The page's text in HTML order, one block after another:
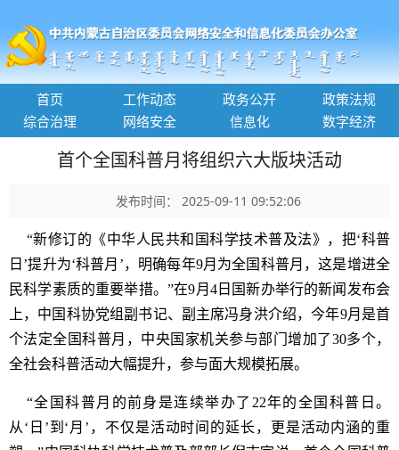
首页 工作动态 政务公开
政策法规
综合治理
网络安全 信息化 数字经济
首个全国科普月将组织六大版块活动
发布时间： 2025-09-11 09:52:06
“新修订的《中华人民共和国科学技术普及法》，把‘科普
日’提升为‘科普月’，明确每年9月为全国科普月，这是增进全
民科学素质的重要举措。”在9月4日国新办举行的新闻发布会
上，中国科协党组副书记、副主席冯身洪介绍，今年9月是首
个法定全国科普月，中央国家机关参与部门增加了30多个，
全社会科普活动大幅提升，参与面大规模拓展。
“全国科普月的前身是连续举办了22年的全国科普日。
从‘日’到‘月’，不仅是活动时间的延长，更是活动内涵的重